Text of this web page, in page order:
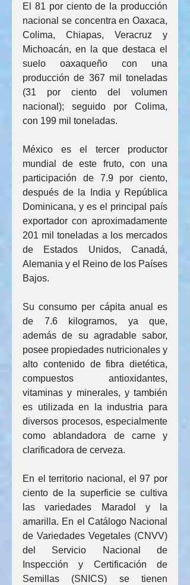
El 81 por ciento de la producción
nacional se concentra en Oaxaca,
Colima, Chiapas, Veracruz y
Michoacán, en la que destaca el
suelo oaxaqueño con una
producción de 367 mil toneladas
(31 por ciento del volumen
nacional); seguido por Colima,
con 199 mil toneladas.
México es el tercer productor
mundial de este fruto, con una
participación de 7.9 por ciento,
después de la India y República
Dominicana, y es el principal país
exportador con aproximadamente
201 mil toneladas a los mercados
de Estados Unidos, Canadá,
Alemania y el Reino de los Países
Bajos.
Su consumo per cápita anual es
de 7.6 kilogramos, ya que,
además de su agradable sabor,
posee propiedades nutricionales y
alto contenido de fibra dietética,
compuestos antioxidantes,
vitaminas y minerales, y también
es utilizada en la industria para
diversos procesos, especialmente
como ablandadora de carne y
clarificadora de cerveza.
En el territorio nacional, el 97 por
ciento de la superficie se cultiva
las variedades Maradol y la
amarilla. En el Catálogo Nacional
de Variedades Vegetales (CNVV)
del Servicio Nacional de
Inspección y Certificación de
Semillas (SNICS) se tienen